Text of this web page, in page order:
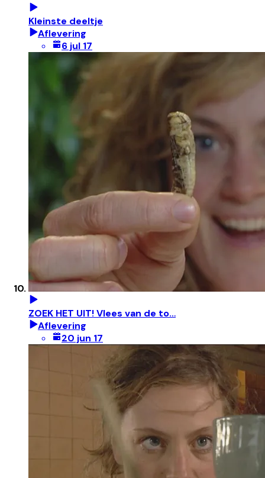
Kleinste deeltje
Aflevering
6 jul 17
ZOEK HET UIT! Vlees van de to…
Aflevering
20 jun 17